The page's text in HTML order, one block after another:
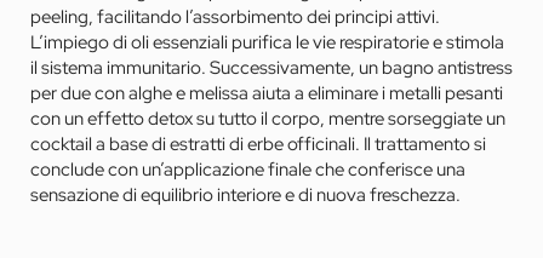
peeling, facilitando l’assorbimento dei principi attivi.
L’impiego di oli essenziali purifica le vie respiratorie e stimola
il sistema immunitario. Successivamente, un bagno antistress
per due con alghe e melissa aiuta a eliminare i metalli pesanti
con un effetto detox su tutto il corpo, mentre sorseggiate un
cocktail a base di estratti di erbe officinali. Il trattamento si
conclude con un’applicazione finale che conferisce una
sensazione di equilibrio interiore e di nuova freschezza.